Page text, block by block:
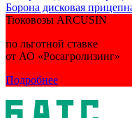
Борона дисковая
Тюковозы ARCUSIN
по льготной ставке
от АО «Росагролизинг»
Подробнее